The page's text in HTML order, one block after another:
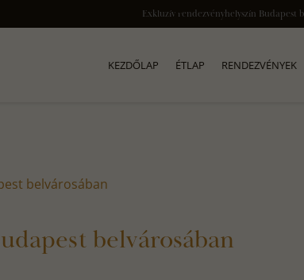
KEZDŐLAP ÉTLAP RENDEZVÉNYEK
belvárosában
belvárosában